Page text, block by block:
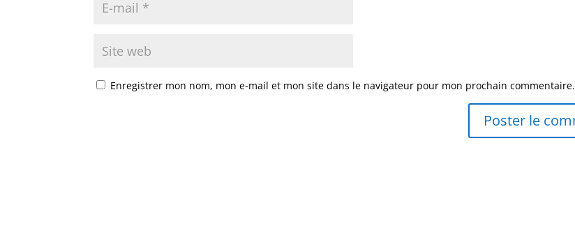
Enregistrer mon nom, mon e-mail et mon site dans le navigateur pour mon prochain commentaire.